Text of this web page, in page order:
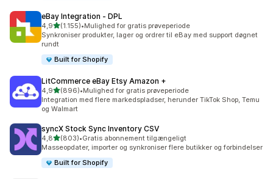
eBay Integration ‑ DPL
4,9ud af 5 stjerner
(1.155)
1155 anmeldelser i alt
•Mulighed for gratis prøveperiode
Synkroniser produkter, lager og ordrer til eBay med support døgnet
rundt
Built for Shopify
LitCommerce eBay Etsy Amazon +
4,9ud af 5 stjerner
(896)
896 anmeldelser i alt
•Mulighed for gratis prøveperiode
Integration med flere markedspladser, herunder TikTok Shop, Temu
og Walmart
syncX Stock Sync Inventory CSV
4,8ud af 5 stjerner
(803)
803 anmeldelser i alt
•Gratis abonnement tilgængeligt
Masseopdater, importer og synkroniser flere butikker og forbindelser
Built for Shopify